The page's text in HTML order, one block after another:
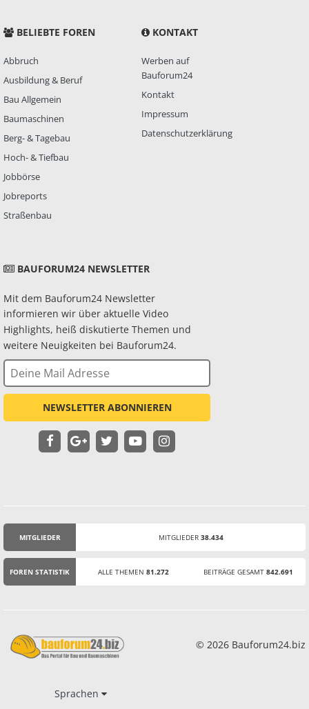
BELIEBTE FOREN
Abbruch
Ausbildung & Beruf
Bau Allgemein
Baumaschinen
Berg- & Tagebau
Hoch- & Tiefbau
Jobbörse
Jobreports
Straßenbau
KONTAKT
Werben auf
Bauforum24
Kontakt
Impressum
Datenschutzerklärung
BAUFORUM24 NEWSLETTER
Mit dem Bauforum24 Newsletter
informieren wir über aktuelle Video
Highlights, heiß diskutierte Themen und
weitere Neuigkeiten bei Bauforum24.
NEWSLETTER ABONNIEREN
MITGLIEDER MITGLIEDER 38.434
FOREN STATISTIK ALLE THEMEN 81.272 BEITRÄGE GESAMT 842.691
© 2026 Bauforum24.biz
Sprachen